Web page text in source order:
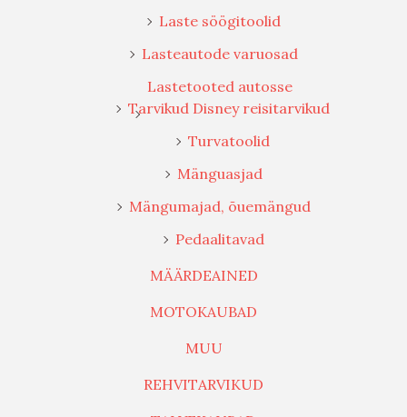
Laste söögitoolid
Lasteautode varuosad
Lastetooted autosse
Tarvikud Disney reisitarvikud
Turvatoolid
Mänguasjad
Mängumajad, õuemängud
Pedaalitavad
MÄÄRDEAINED
MOTOKAUBAD
MUU
REHVITARVIKUD